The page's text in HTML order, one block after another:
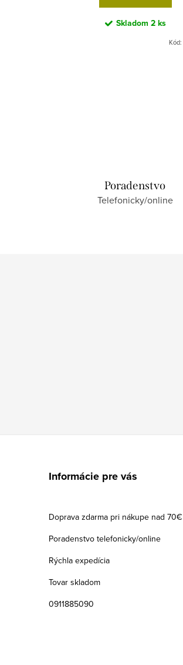
Skladom 2 ks
Kód:
Poradenstvo
Telefonicky/online
Informácie pre vás
Doprava zdarma pri nákupe nad 70€
Poradenstvo telefonicky/online
Rýchla expedícia
Tovar skladom
0911885090